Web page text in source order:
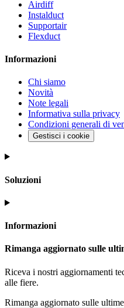
Airdiff
Instalduct
Supportair
Flexduct
Informazioni
Chi siamo
Novità
Note legali
Informativa sulla privacy
Condizioni generali di
Gestisci i cookie
Soluzioni
Informazioni
Rimanga aggiornato sulle
Riceva i nostri aggiornamenti
alle fiere.
Rimanga aggiornato sulle